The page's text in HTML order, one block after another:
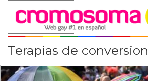
Terapias de conversion